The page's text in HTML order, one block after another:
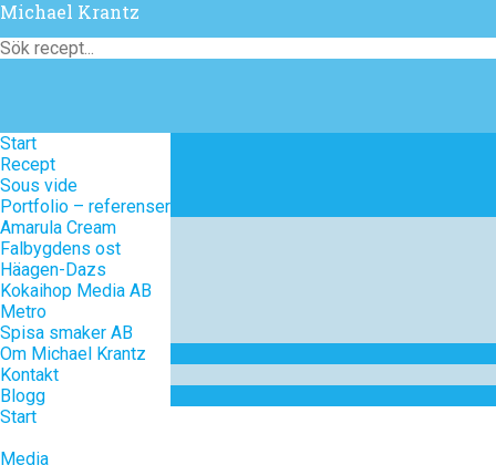
Michael Krantz
Start
Recept
Sous vide
Portfolio – referenser
Amarula Cream
Falbygdens ost
Häagen-Dazs
Kokaihop Media AB
Metro
Spisa smaker AB
Om Michael Krantz
Kontakt
Blogg
Start
Recept
Sous vide
Portfolio – referenser
Amarula Cream
Falbygdens ost
Häagen-Dazs
Kokaihop Media AB
Metro
Spisa smaker AB
Om Michael Krantz
Kontakt
Blogg
Start
Media